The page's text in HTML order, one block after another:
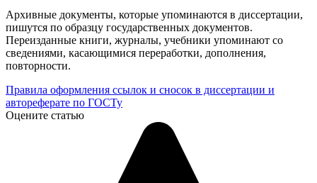
Архивные документы, которые упоминаются в диссертации,
пишутся по образцу государственных документов.
Переизданные книги, журналы, учебники упоминают со
сведениями, касающимися переработки, дополнения,
повторности.
Правила оформления ссылок и сносок в диссертации и
автореферате по ГОСТу
Оцените статью